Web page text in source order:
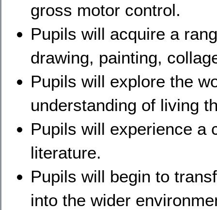
gross motor control.
Pupils will acquire a
drawing, painting,
Pupils will explore the
understanding of living
Pupils will experience a
literature.
Pupils will begin to
into the wider